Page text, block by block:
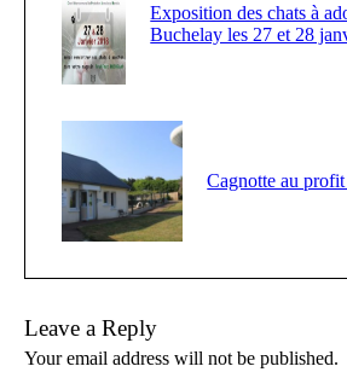
Exposition des chats à
Buchelay les 27 et 28
Cagnotte au
Leave a Reply
Your email address will not be published.